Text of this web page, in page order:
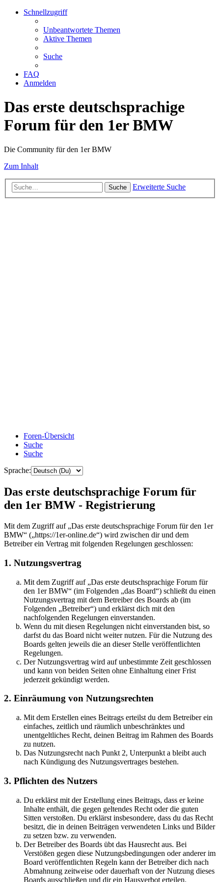
Schnellzugriff
Unbeantwortete Themen
Aktive Themen
Suche
FAQ
Anmelden
Das erste deutschsprachige
Forum für den 1er BMW
Die Community für den 1er BMW
Zum Inhalt
Suche Erweiterte Suche
Foren-Übersicht
Suche
Suche
Sprache:
Das erste deutschsprachige Forum für
den 1er BMW - Registrierung
Mit dem Zugriff auf „Das erste deutschsprachige Forum für den 1er
BMW“ („https://1er-online.de“) wird zwischen dir und dem
Betreiber ein Vertrag mit folgenden Regelungen geschlossen:
1. Nutzungsvertrag
Mit dem Zugriff auf „Das erste deutschsprachige Forum für
den 1er BMW“ (im Folgenden „das Board“) schließt du einen
Nutzungsvertrag mit dem Betreiber des Boards ab (im
Folgenden „Betreiber“) und erklärst dich mit den
nachfolgenden Regelungen einverstanden.
Wenn du mit diesen Regelungen nicht einverstanden bist, so
darfst du das Board nicht weiter nutzen. Für die Nutzung des
Boards gelten jeweils die an dieser Stelle veröffentlichten
Regelungen.
Der Nutzungsvertrag wird auf unbestimmte Zeit geschlossen
und kann von beiden Seiten ohne Einhaltung einer Frist
jederzeit gekündigt werden.
2. Einräumung von Nutzungsrechten
Mit dem Erstellen eines Beitrags erteilst du dem Betreiber ein
einfaches, zeitlich und räumlich unbeschränktes und
unentgeltliches Recht, deinen Beitrag im Rahmen des Boards
zu nutzen.
Das Nutzungsrecht nach Punkt 2, Unterpunkt a bleibt auch
nach Kündigung des Nutzungsvertrages bestehen.
3. Pflichten des Nutzers
Du erklärst mit der Erstellung eines Beitrags, dass er keine
Inhalte enthält, die gegen geltendes Recht oder die guten
Sitten verstoßen. Du erklärst insbesondere, dass du das Recht
besitzt, die in deinen Beiträgen verwendeten Links und Bilder
zu setzen bzw. zu verwenden.
Der Betreiber des Boards übt das Hausrecht aus. Bei
Verstößen gegen diese Nutzungsbedingungen oder anderer im
Board veröffentlichten Regeln kann der Betreiber dich nach
Abmahnung zeitweise oder dauerhaft von der Nutzung dieses
Boards ausschließen und dir ein Hausverbot erteilen.